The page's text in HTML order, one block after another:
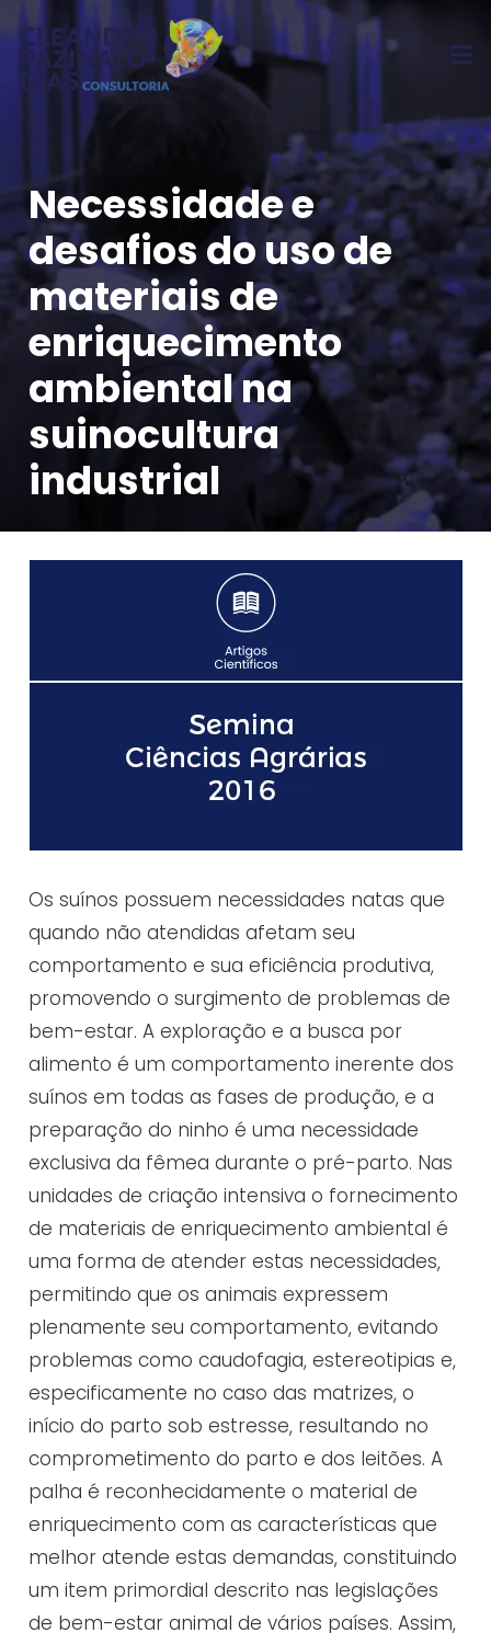
Necessidade e
desafios do uso de
materiais de
enriquecimento
ambiental na
suinocultura
industrial
Os suínos possuem necessidades natas que
quando não atendidas afetam seu
comportamento e sua eficiência produtiva,
promovendo o surgimento de problemas de
bem-estar. A exploração e a busca por
alimento é um comportamento inerente dos
suínos em todas as fases de produção, e a
preparação do ninho é uma necessidade
exclusiva da fêmea durante o pré-parto. Nas
unidades de criação intensiva o fornecimento
de materiais de enriquecimento ambiental é
uma forma de atender estas necessidades,
permitindo que os animais expressem
plenamente seu comportamento, evitando
problemas como caudofagia, estereotipias e,
especificamente no caso das matrizes, o
início do parto sob estresse, resultando no
comprometimento do parto e dos leitões. A
palha é reconhecidamente o material de
enriquecimento com as características que
melhor atende estas demandas, constituindo
um item primordial descrito nas legislações
de bem-estar animal de vários países. Assim,